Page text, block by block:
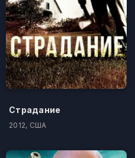
Страдание
2012, США